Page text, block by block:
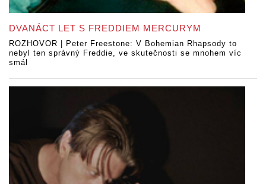
DVANÁCT LET S FREDDIEM MERCURYM
ROZHOVOR | Peter Freestone: V Bohemian Rhapsody to
nebyl ten správný Freddie, ve skutečnosti se mnohem víc
smál